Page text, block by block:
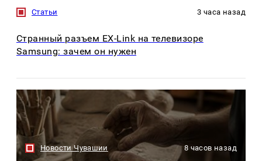
Статьи 3 часа назад
Странный разъем EX-Link на телевизоре
Samsung: зачем он нужен
Новости Чувашии 8 часов назад